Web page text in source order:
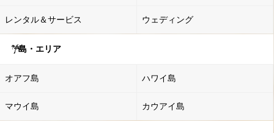
レンタル＆サービス ウェディング
島・エリア
オアフ島 ハワイ島
マウイ島 カウアイ島